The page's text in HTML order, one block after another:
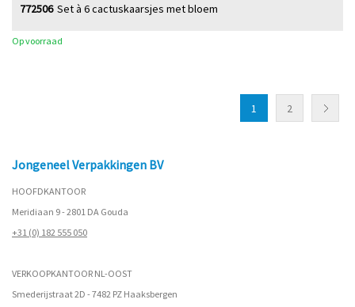
Set à 6 cactuskaarsjes met bloem
772506
Op voorraad
1 2
Jongeneel Verpakkingen BV
HOOFDKANTOOR
Meridiaan 9 - 2801 DA Gouda
+31 (0) 182 555 050
VERKOOPKANTOOR NL-OOST
Smederijstraat 2D - 7482 PZ Haaksbergen